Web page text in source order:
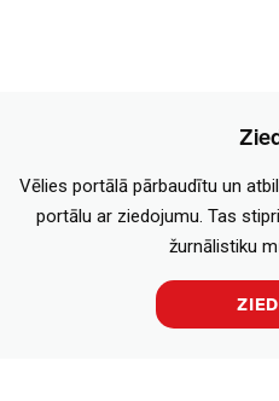
Vēlies portālā pārbaudītu un
portālu ar ziedojumu. Tas
žurnālistiku